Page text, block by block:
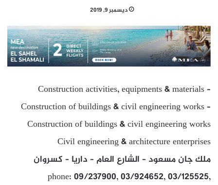
ديسمبر 9, 2019
Construction activities, equipments & materials –
Construction of buildings & civil engineering works –
Construction of buildings & civil engineering works
Civil engineering & architecture enterprises
ملك جان مسعود – الشارع العام – داريا – كسروان
phone: 09/237900, 03/924652, 03/125525,